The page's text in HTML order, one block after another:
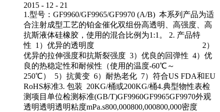
2015 - 12 - 21
1.型号：GF9960/GF9965/GF9970 (A/B) 本系列产品为适
合注射成型工艺的铂金催化双组份高透明、高强度、高
抗斯液体硅橡胶，使用的混合比例为1:1。 2. 产品特
性 1）优异的透明度 2）
优异的拉伸强度和抗斯裂强度 3）优良的回弹性 4）优
良的热稳定性和耐候性（使用的温度-60℃～
250℃） 5）抗黄变 6）耐热老化 7）符合US FDA和EU
RoHS标准3. 包装 20KG/桶或200KG/桶4.典型物性表检
测项目单位检测标准(GB/T)GF9960GF9965GF9970外观
透明透明透明粘度mPa.s800,000800,000800,000密度